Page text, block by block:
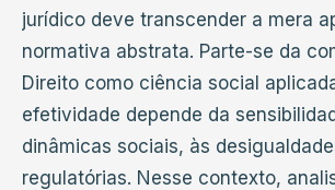
jurídico deve transcender a mera
normativa abstrata. Parte-se da
Direito como ciência social
efetividade depende da
dinâmicas sociais, às
regulatórias. Nesse contexto,